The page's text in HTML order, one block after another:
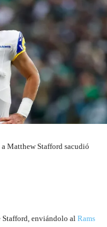
Matthew Stafford sacudió
Stafford, enviándolo al Rams